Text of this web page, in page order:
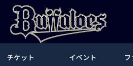
チケット イベント